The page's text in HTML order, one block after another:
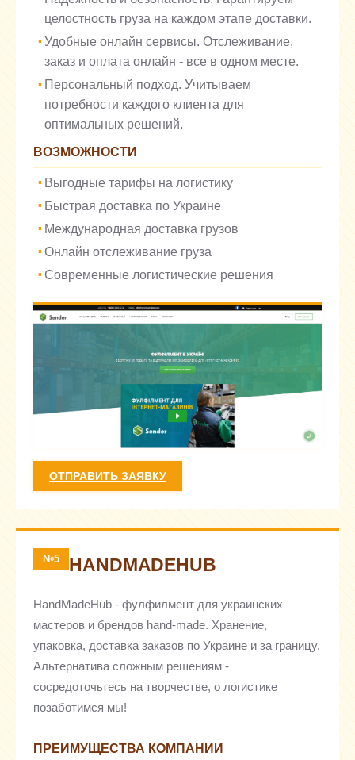
целостность груза на каждом этапе доставки.
Удобные онлайн сервисы. Отслеживание,
заказ и оплата онлайн - все в одном месте.
Персональный подход. Учитываем
потребности каждого клиента для
оптимальных решений.
ВОЗМОЖНОСТИ
Выгодные тарифы на логистику
Быстрая доставка по Украине
Международная доставка грузов
Онлайн отслеживание груза
Современные логистические решения
ОТПРАВИТЬ ЗАЯВКУ
№5 HANDMADEHUB
HandMadeHub - фулфилмент для украинских
мастеров и брендов hand-made. Хранение,
упаковка, доставка заказов по Украине и за границу.
Альтернатива сложным решениям -
сосредоточьтесь на творчестве, о логистике
позаботимся мы!
ПРЕИМУЩЕСТВА КОМПАНИИ